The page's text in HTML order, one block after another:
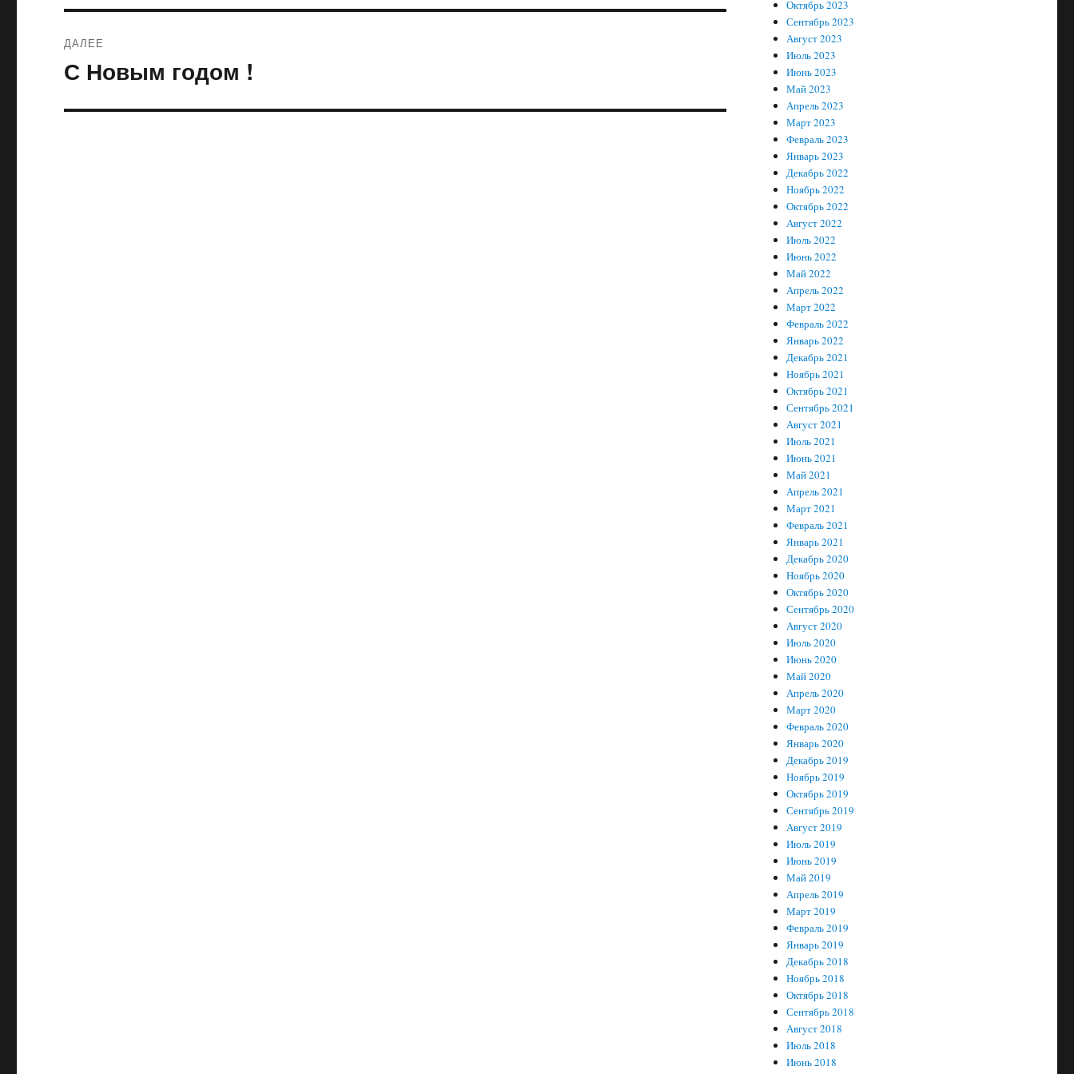
ДАЛЕЕ
Следующая
С Новым годом !
Октябрь 2023
Сентябрь 2023
Август 2023
Июль 2023
Июнь 2023
Май 2023
Апрель 2023
Март 2023
Февраль 2023
Январь 2023
Декабрь 2022
Ноябрь 2022
Октябрь 2022
Август 2022
Июль 2022
Июнь 2022
Май 2022
Апрель 2022
Март 2022
Февраль 2022
Январь 2022
Декабрь 2021
Ноябрь 2021
Октябрь 2021
Сентябрь 2021
Август 2021
Июль 2021
Июнь 2021
Май 2021
Апрель 2021
Март 2021
Февраль 2021
Январь 2021
Декабрь 2020
Ноябрь 2020
Октябрь 2020
Сентябрь 2020
Август 2020
Июль 2020
Июнь 2020
Май 2020
Апрель 2020
Март 2020
Февраль 2020
Январь 2020
Декабрь 2019
Ноябрь 2019
Октябрь 2019
Сентябрь 2019
Август 2019
Июль 2019
Июнь 2019
Май 2019
Апрель 2019
Март 2019
Февраль 2019
Январь 2019
Декабрь 2018
Ноябрь 2018
Октябрь 2018
Сентябрь 2018
Август 2018
Июль 2018
Июнь 2018